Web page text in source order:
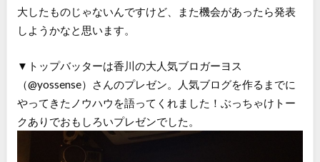
大したものじゃないんですけど、また機会があったら発表
しようかなと思います。
▼トップバッターは香川の大人気ブロガーヨス
（@yossense）さんのプレゼン。人気ブログを作るまでに
やってきたノウハウを語ってくれました！ぶっちゃけトー
クありでおもしろいプレゼンでした。